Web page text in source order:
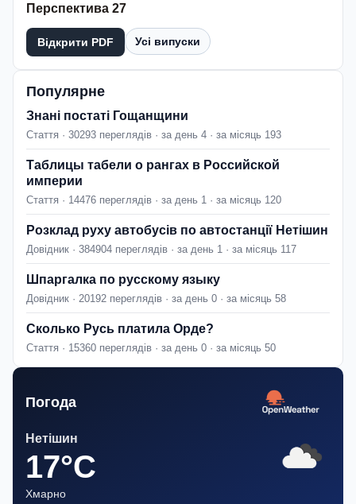
Перспектива 27
Відкрити PDF Усі випуски
Популярне
Знані постаті Гощанщини
Стаття · 30293 переглядів · за день 4 · за місяць 193
Таблицы табели о рангах в Российской
империи
Стаття · 14476 переглядів · за день 1 · за місяць 120
Розклад руху автобусів по автостанції Нетішин
Довідник · 384904 переглядів · за день 1 · за місяць 117
Шпаргалка по русскому языку
Довідник · 20192 переглядів · за день 0 · за місяць 58
Сколько Русь платила Орде?
Стаття · 15360 переглядів · за день 0 · за місяць 50
Погода
Нетішин
17°C
Хмарно